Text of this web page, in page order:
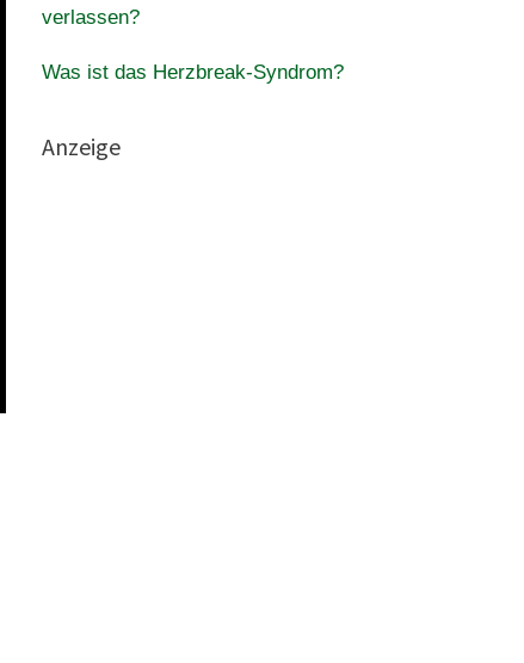
verlassen?
Was ist das Herzbreak-Syndrom?
Anzeige